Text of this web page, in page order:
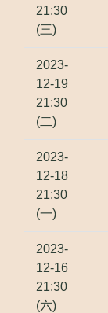
21:30
(三)
2023-
12-19
21:30
(二)
2023-
12-18
21:30
(一)
2023-
12-16
21:30
(六)